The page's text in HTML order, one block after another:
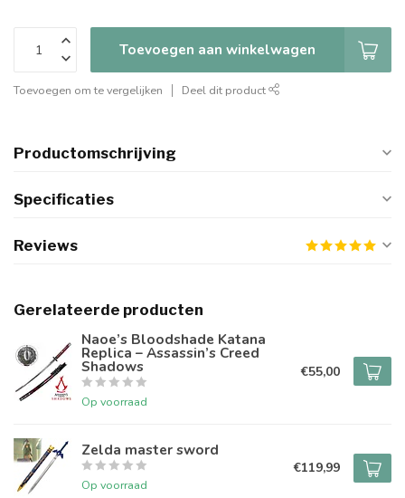
Toevoegen aan winkelwagen
Toevoegen om te vergelijken Deel dit product
Productomschrijving
Specificaties
Reviews
Gerelateerde producten
Naoe’s Bloodshade Katana
Replica – Assassin’s Creed
Shadows
Op voorraad
€55,00
Zelda master sword
Op voorraad
€119,99